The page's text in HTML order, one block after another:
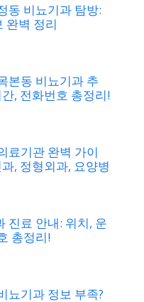
동 비뇨기과 탐방:
완벽 정리
본동 비뇨기과 추
, 전화번호 총정리!
료기관 완벽 가이
, 정형외과, 요양병
진료 안내: 위치, 운
총정리!
뇨기과 정보 부족?